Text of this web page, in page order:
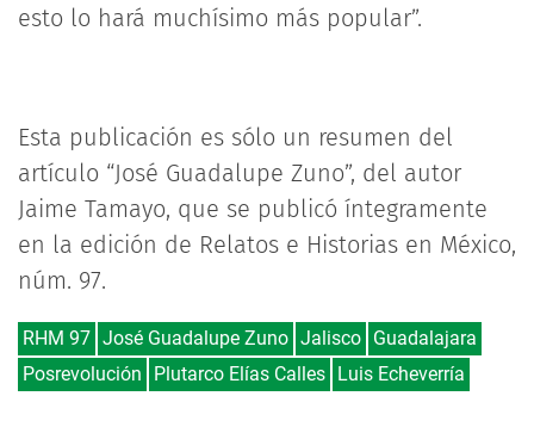
esto lo hará muchísimo más popular”.
Esta publicación es sólo un resumen del
artículo “José Guadalupe Zuno”, del autor
Jaime Tamayo, que se publicó íntegramente
en la edición de Relatos e Historias en México,
núm. 97.
RHM 97 José Guadalupe Zuno Jalisco Guadalajara
Posrevolución
Plutarco Elías Calles Luis Echeverría